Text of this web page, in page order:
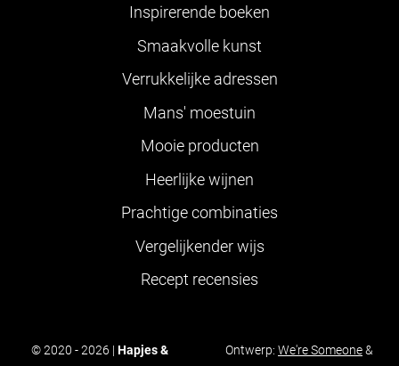
Inspirerende boeken
Smaakvolle kunst
Verrukkelijke adressen
Mans' moestuin
Mooie producten
Heerlijke wijnen
Prachtige combinaties
Vergelijkender wijs
Recept recensies
© 2020 - 2026 | Hapjes &
Ontwerp: We're Someone&